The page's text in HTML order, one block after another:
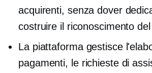
acquirenti, senza dover
costruire il riconoscimento
La piattaforma gestisce
pagamenti, le richieste di